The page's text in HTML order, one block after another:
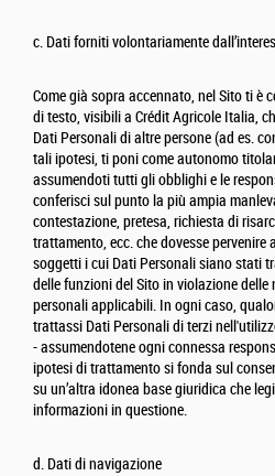
c. Dati forniti volontariamente
Come già sopra accennato, nel Sito ti è
di testo, visibili a Crédit Agricole Italia,
Dati Personali di altre persone (ad es.
tali ipotesi, ti poni come autonomo
assumendoti tutti gli obblighi e le
conferisci sul punto la più ampia
contestazione, pretesa, richiesta di
trattamento, ecc. che dovesse
soggetti i cui Dati Personali siano stati
delle funzioni del Sito in violazione
personali applicabili. In ogni caso,
trattassi Dati Personali di terzi
- assumendotene ogni connessa
ipotesi di trattamento si fonda sul
su un’altra idonea base giuridica che
informazioni in questione.
d. Dati di navigazione